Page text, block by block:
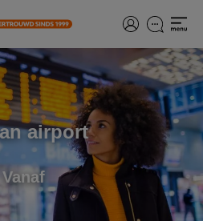
airport
Vanaf